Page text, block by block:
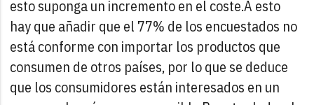
esto suponga un incremento en el coste.A esto
hay que añadir que el 77% de los encuestados no
está conforme con importar los productos que
consumen de otros países, por lo que se deduce
que los consumidores están interesados en un